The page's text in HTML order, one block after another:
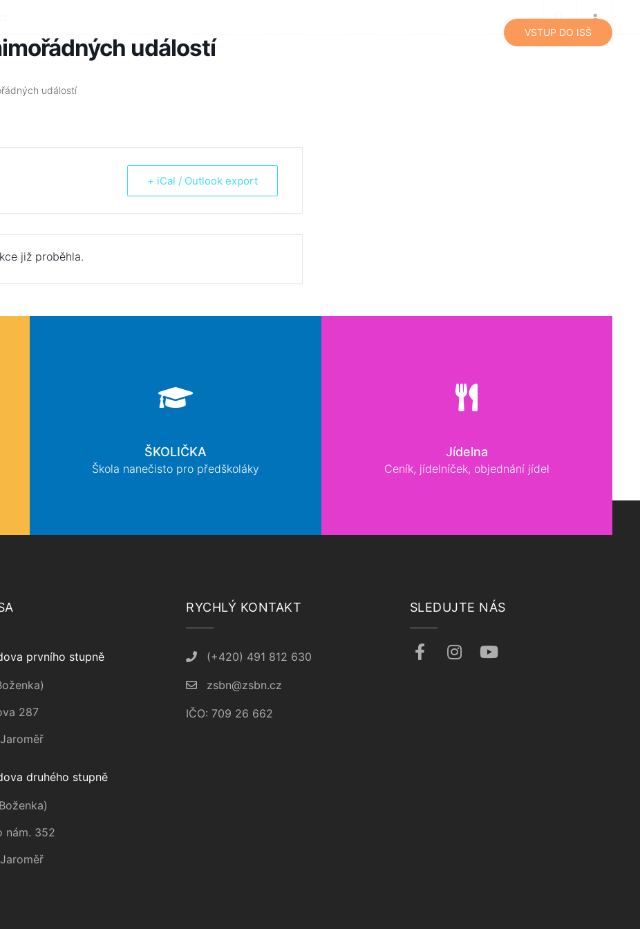
VSTUP DO ISŠ
událostí
událostí
+ iCal / Outlook export
již proběhla.
ŠKOLIČKA
Škola nanečisto pro předškoláky
Jídelna
Ceník, jídelníček, objednání jídel
prvního stupně
287
druhého stupně
nám. 352
RYCHLÝ KONTAKT
(+420) 491 812 630
zsbn@zsbn.cz
IČO: 709 26 662
SLEDUJTE NÁS